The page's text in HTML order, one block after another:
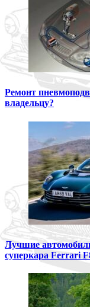
Ремонт
владельцу?
Лучшие
суперкара Ferrari